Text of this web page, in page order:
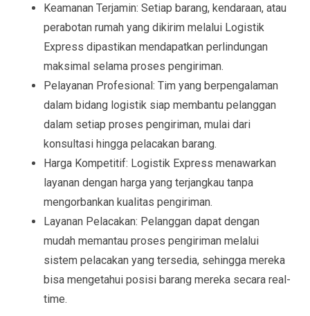
Keamanan Terjamin: Setiap barang, kendaraan, atau
perabotan rumah yang dikirim melalui Logistik
Express dipastikan mendapatkan perlindungan
maksimal selama proses pengiriman.
Pelayanan Profesional: Tim yang berpengalaman
dalam bidang logistik siap membantu pelanggan
dalam setiap proses pengiriman, mulai dari
konsultasi hingga pelacakan barang.
Harga Kompetitif: Logistik Express menawarkan
layanan dengan harga yang terjangkau tanpa
mengorbankan kualitas pengiriman.
Layanan Pelacakan: Pelanggan dapat dengan
mudah memantau proses pengiriman melalui
sistem pelacakan yang tersedia, sehingga mereka
bisa mengetahui posisi barang mereka secara real-
time.